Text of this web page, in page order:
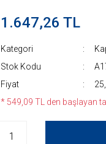
1.647,26 TL
Kategori
Stok Kodu
Fiyat
* 549,09 TL den başlayan